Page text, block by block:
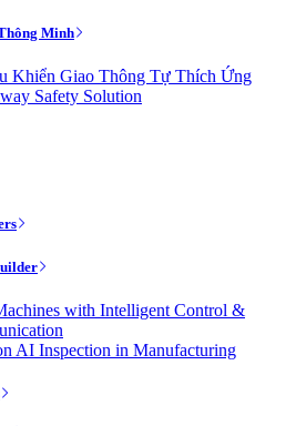
Minh
Khiển Giao Thông Tự Thích Ứng
Safety Solution
with Intelligent Control &
AI Inspection in Manufacturing